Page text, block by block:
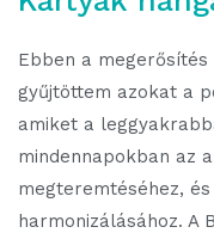
Ebben a
gyűjtöttem azokat a
amiket a
mindennapokban az
megteremtéséhez,
harmonizálásához. A